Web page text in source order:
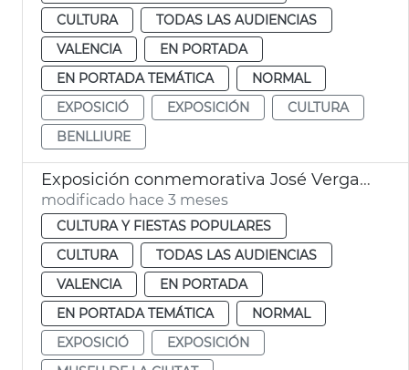
CULTURA
TODAS LAS AUDIENCIAS
VALENCIA
EN PORTADA
EN PORTADA TEMÁTICA
NORMAL
EXPOSICIÓ
EXPOSICIÓN
CULTURA
BENLLIURE
Exposición conmemorativa José Vergara Gimeno a València
modificado hace 3 meses
CULTURA Y FIESTAS POPULARES
CULTURA
TODAS LAS AUDIENCIAS
VALENCIA
EN PORTADA
EN PORTADA TEMÁTICA
NORMAL
EXPOSICIÓ
EXPOSICIÓN